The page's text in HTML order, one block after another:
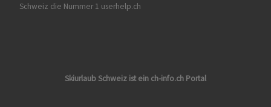
Schweiz die Nummer 1 userhelp.ch
Skiurlaub Schweiz ist ein ch-info.ch Portal